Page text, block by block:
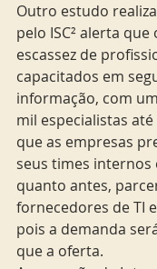
Outro estudo
pelo ISC² alerta
escassez de
capacitados em
informação, com
mil especialistas
que as empresas
seus times internos
quanto antes,
fornecedores de TI
pois a demanda
que a oferta.